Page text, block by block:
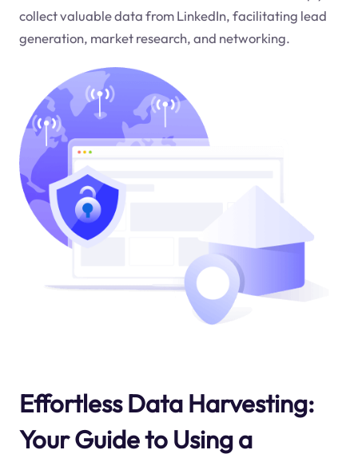
collect valuable data from LinkedIn, facilitating lead
generation, market research, and networking.
Effortless Data Harvesting:
Your Guide to Using a